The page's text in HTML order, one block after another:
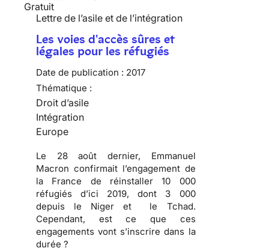
Gratuit
Lettre de l’asile et de l’intégration
Les voies d'accès sûres et
légales pour les réfugiés
Date de publication : 2017
Thématique :
Droit d’asile
Intégration
Europe
Le 28 août dernier, Emmanuel
Macron confirmait l’engagement de
la France de réinstaller 10 000
réfugiés d’ici 2019, dont 3 000
depuis le Niger et le Tchad.
Cependant, est ce que ces
engagements vont s’inscrire dans la
durée ?